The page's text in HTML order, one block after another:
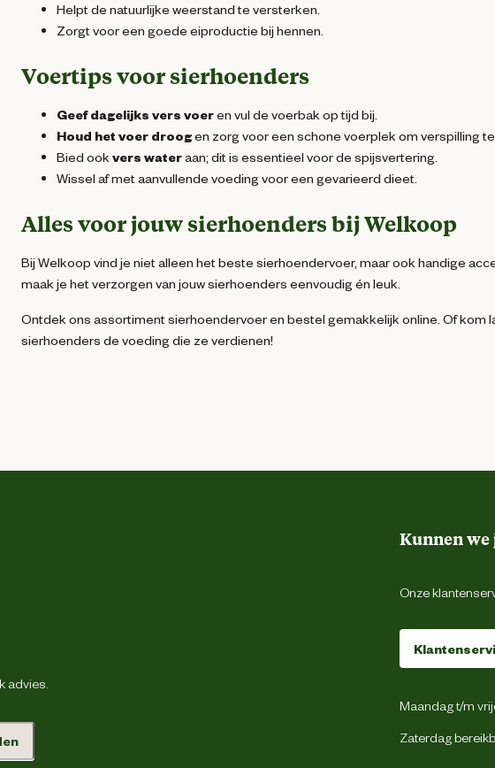
Helpt de natuurlijke weerstand te versterken.
Zorgt voor een goede eiproductie bij hennen.
Voertips voor sierhoenders
Geef dagelijks vers voeren vul de voerbak op tijd bij.
Houd het voer droogen zorg voor een schone voerplek om verspilling
Bied ook vers wateraan; dit is essentieel voor de spijsvertering.
Wissel af met aanvullende voeding voor een gevarieerd dieet.
Alles voor jouw sierhoenders bij Welkoop
Bij Welkoop vind je niet alleen het beste sierhoendervoer, maar ook handige
maak je het verzorgen van jouw sierhoenders eenvoudig én leuk.
Ontdek ons assortiment sierhoendervoer en bestel gemakkelijk online. Of kom
sierhoenders de voeding die ze verdienen!
advies.
Kunnen we
Onze
Maandag t/m
Zaterdag